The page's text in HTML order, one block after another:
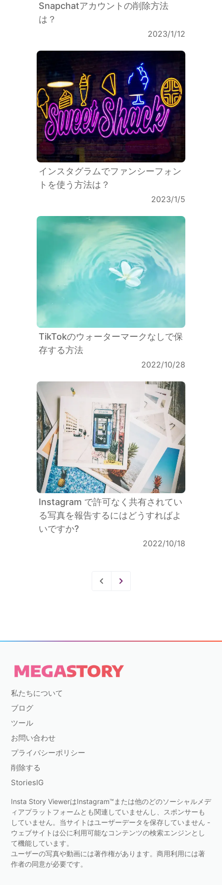
Snapchatアカウントの削除方法
は？
2023/1/12
インスタグラムでファンシーフォン
トを使う方法は？
2023/1/5
TikTokのウォーターマークなしで保
存する方法
2022/10/28
Instagram で許可なく共有されてい
る写真を報告するにはどうすればよ
いですか?
2022/10/18
私たちについて
ブログ
ツール
お問い合わせ
プライバシーポリシー
削除する
StoriesIG
Insta Story ViewerはInstagram™または他のどのソーシャルメデ
ィアプラットフォームとも関連していませんし、スポンサーも
していません。当サイトはユーザーデータを保存していません -
ウェブサイトは公に利用可能なコンテンツの検索エンジンとし
て機能しています。
ユーザーの写真や動画には著作権があります。商用利用には著
作者の同意が必要です。